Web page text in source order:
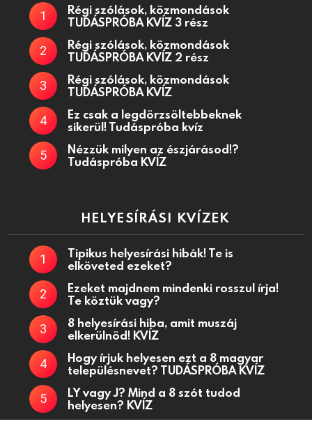
Régi szólások, közmondások
TUDÁSPRÓBA KVÍZ 3 rész
Régi szólások, közmondások
TUDÁSPRÓBA KVÍZ 2 rész
Régi szólások, közmondások
TUDÁSPRÓBA KVÍZ
Ez csak a legdörzsöltebbeknek
sikerül! Tudáspróba kvíz
Nézzük milyen az észjárásod!?
Tudáspróba KVÍZ
HELYESÍRÁSI KVÍZEK
Tipikus helyesírási hibák! Te is
elköveted ezeket?
Ezeket majdnem mindenki rosszul írja!
Te köztük vagy?
8 helyesírási hiba, amit muszáj
elkerülnöd! KVÍZ
Hogy írjuk helyesen ezt a 8 magyar
településnevet? TUDÁSPRÓBA KVÍZ
LY vagy J? Mind a 8 szót tudod
helyesen? KVÍZ